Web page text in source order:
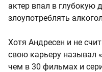
актер впал в глубокую
злоупотреблять
Хотя Андресен и не
свою карьеру называл
чем в 30 фильмах и